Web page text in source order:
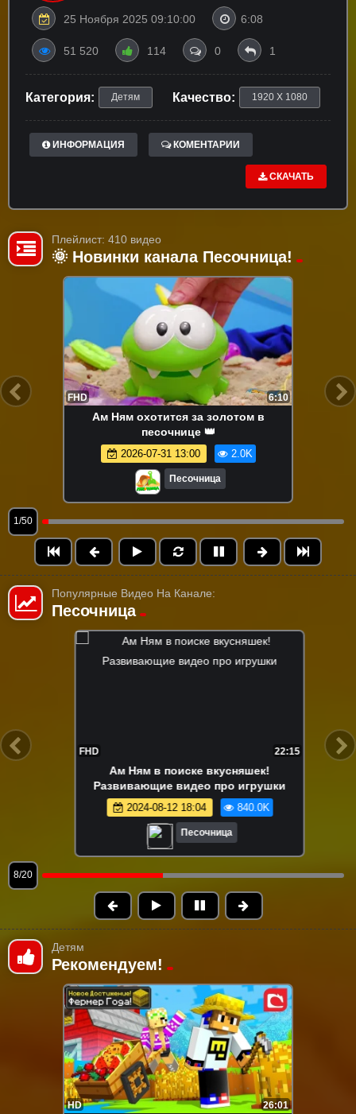
25 Ноября 2025 09:10:00 6:08
51 520 114 0 1
Категория: Детям Качество: 1920 X 1080
ИНФОРМАЦИЯ КОМЕНТАРИИ
СКАЧАТЬ
Плейлист: 410 видео
🌞 Новинки канала Песочница!
FHD 6:10
Ам Ням охотится за золотом в
песочнице 👑
2026-07-31 13:00 2.0K
Песочница
1/50
Популярные Видео На Канале:
Песочница
22:15
Ам Ням играет в съедобное-
несъедобное! 😋 Игры и
видео про игрушки Om Nom
2024-08-13 15:03
9/20
Детям
Рекомендуем!
HD 26:01